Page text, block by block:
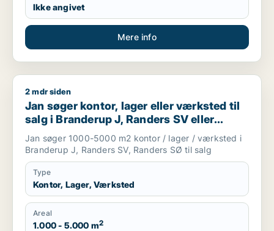
Ikke angivet
Mere info
Jan søger kontor, lager eller værksted til salg i Branderup J,
2 mdr siden
Jan søger kontor, lager eller værksted til
salg i Branderup J, Randers SV eller
Randers SØ
Jan søger 1000-5000 m2 kontor / lager / værksted i
Branderup J, Randers SV, Randers SØ til salg
Type
Kontor, Lager, Værksted
Areal
1.000 - 5.000 m2